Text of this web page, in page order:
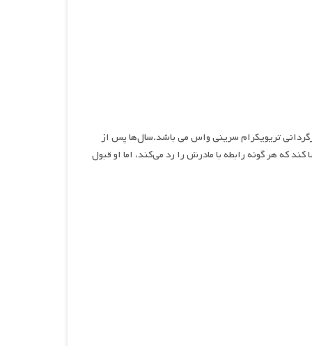
نام فیلمی اکشن,درام و خانوادگی محصول سال ۲۰۲۴ به کارگردانی تریویکرام سرینی واس می باشد.سال‌ها پس از
که هر گونه رابطه با مادرش را رد می‌کند، اما او قبول